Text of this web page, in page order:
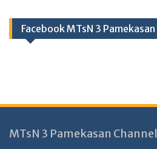
Facebook MTsN 3 Pamekasan
MTsN 3 Pamekasan Channel